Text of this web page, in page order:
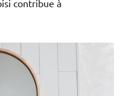
contribue à